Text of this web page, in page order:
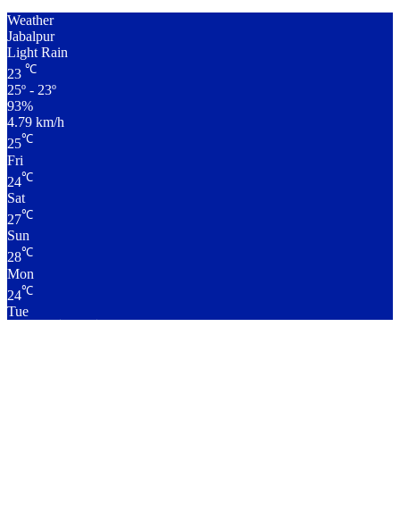
Weather
Jabalpur
Light Rain
23 ℃
25º - 23º
93%
4.79 km/h
25℃
Fri
24℃
Sat
27℃
Sun
28℃
Mon
24℃
Tue